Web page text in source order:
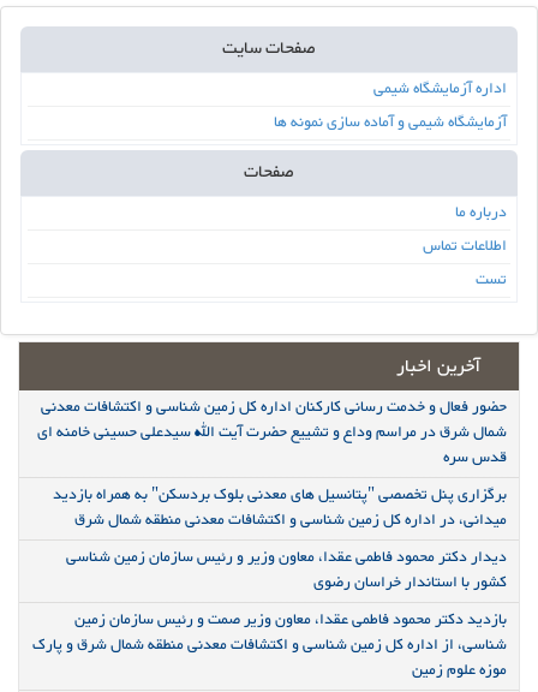
صفحات سایت
اداره آزمایشگاه شیمی
آزمایشگاه شیمی و آماده سازی نمونه ها
صفحات
درباره ما
اطلاعات تماس
تست
آخرین اخبار
حضور فعال و خدمت رسانی کارکنان اداره کل زمین شناسی و اکتشافات معدنی
شمال شرق در مراسم وداع و تشییع حضرت آیت الله سیدعلی حسینی خامنه ای
قدس سره
برگزاری پنل تخصصی "پتانسیل های معدنی بلوک بردسکن" به همراه بازدید
میدانی، در اداره کل زمین شناسی و اکتشافات معدنی منطقه شمال شرق
دیدار دکتر محمود فاطمی عقدا، معاون وزیر و رئیس سازمان زمین شناسی
کشور با استاندار خراسان رضوی
بازدید دکتر محمود فاطمی عقدا، معاون وزیر صمت و رئیس سازمان زمین
شناسی، از اداره کل زمین شناسی و اکتشافات معدنی منطقه شمال شرق و پارک
موزه علوم زمین